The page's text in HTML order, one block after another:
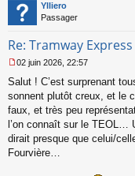
Ylliero
Passager
Re: Tramway
e
s
s
g
e
n
02 juin 2026, 22:57
Salut ! C’est surprenant
sonnent plutôt creux, et le
faux, et très peu
l’on connaît sur le TEOL…
dirait presque que celui/
Fourvière…